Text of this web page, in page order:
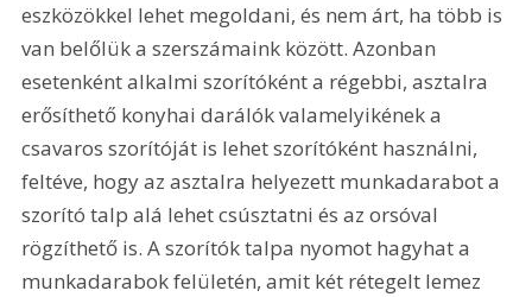
eszközökkel lehet megoldani, és nem árt, ha több is
van belőlük a szerszámaink között. Azonban
esetenként alkalmi szorítóként a régebbi, asztalra
erősíthető konyhai darálók valamelyikének a
csavaros szorítóját is lehet szorítóként használni,
feltéve, hogy az asztalra helyezett munkadarabot a
szorító talp alá lehet csúsztatni és az orsóval
rögzíthető is. A szorítók talpa nyomot hagyhat a
munkadarabok felületén, amit két rétegelt lemez